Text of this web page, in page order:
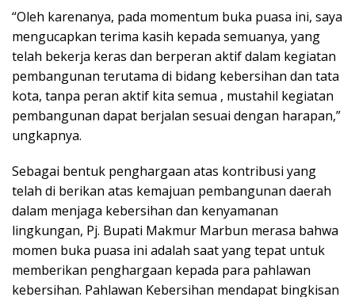
“Oleh karenanya, pada momentum buka puasa ini, saya
mengucapkan terima kasih kepada semuanya, yang
telah bekerja keras dan berperan aktif dalam kegiatan
pembangunan terutama di bidang kebersihan dan tata
kota, tanpa peran aktif kita semua , mustahil kegiatan
pembangunan dapat berjalan sesuai dengan harapan,”
ungkapnya.
Sebagai bentuk penghargaan atas kontribusi yang
telah di berikan atas kemajuan pembangunan daerah
dalam menjaga kebersihan dan kenyamanan
lingkungan, Pj. Bupati Makmur Marbun merasa bahwa
momen buka puasa ini adalah saat yang tepat untuk
memberikan penghargaan kepada para pahlawan
kebersihan. Pahlawan Kebersihan mendapat bingkisan